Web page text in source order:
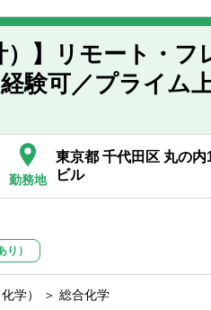
軟に対応できる方
貢献できる方
ン能力が高い方
経理2部で中核的な役割を担い、若
ます。
金融商品に関する会計知識や税務
性：5名）
）】リモート・フ
験可／プライム
勤務地
東京都 千代田区 丸の
ビル
）
学） ＞ 総合化学